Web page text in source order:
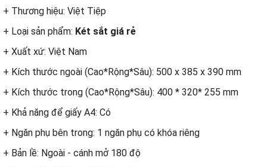
+ Thương hiệu: Việt Tiệp
+ Loại sản phẩm: Két sắt giá rẻ
+ Xuất xứ: Việt Nam
+ Kích thước ngoài (Cao*Rộng*Sâu): 500 x 385 x 390 mm
+ Kích thước trong (Cao*Rộng*Sâu): 400 * 320* 255 mm
+ Khả năng để giấy A4: Có
+ Ngăn phụ bên trong: 1 ngăn phụ có khóa riêng
+ Bản lề: Ngoài - cánh mở 180 độ